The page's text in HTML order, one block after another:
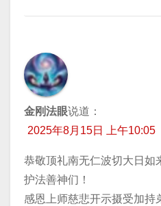
金刚法眼说道：
2025年8月15日 上午10:05
恭敬顶礼南无仁波切大日如
护法善神们！
感恩上师慈悲开示摄受加持